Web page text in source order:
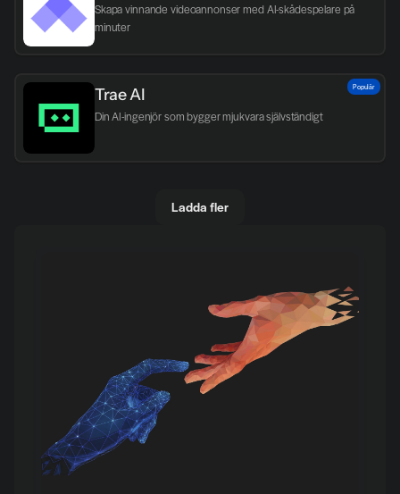
Skapa vinnande videoannonser med AI-skådespelare på
minuter
Trae AI
Din AI-ingenjör som bygger mjukvara självständigt
Populär
Ladda fler